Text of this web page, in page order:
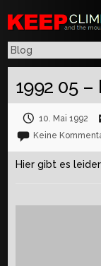
1992 05
10. Mai 1992
Keine
Hier gibt es